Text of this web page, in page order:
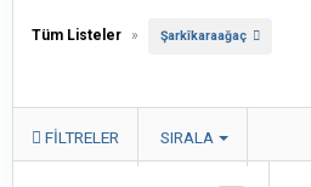
Tüm Listeler » Şarkîkaraağaç
FILTRELER SIRALA